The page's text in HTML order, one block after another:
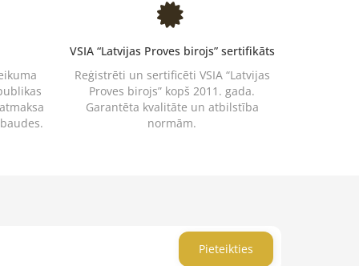
VSIA “Latvijas Proves birojs” sertifikāts
Reģistrēti un sertificēti VSIA “Latvijas
Proves birojs” kopš 2011. gada.
Garantēta kvalitāte un atbilstība
normām.
Pieteikties